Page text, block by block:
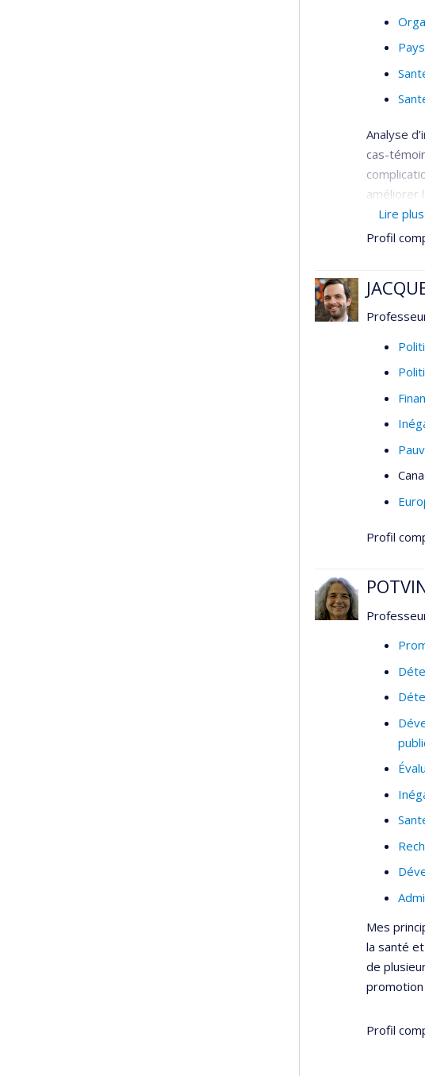
Analyse
cas-
améliorer
du
Lire
Profil
Profil
Mes
la santé
de
promotion
Profil